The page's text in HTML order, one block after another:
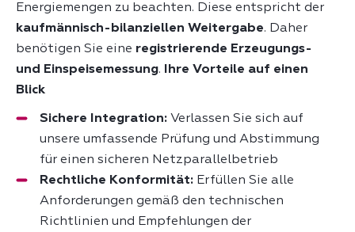
Energiemengen zu beachten. Diese entspricht der
kaufmännisch-bilanziellen Weitergabe. Daher
benötigen Sie eine registrierende Erzeugungs-
und Einspeisemessung.
Ihre Vorteile auf einen
Blick
Sichere Integration: Verlassen Sie sich auf
unsere umfassende Prüfung und Abstimmung
für einen sicheren Netzparallelbetrieb
Rechtliche Konformität: Erfüllen Sie alle
Anforderungen gemäß den technischen
Richtlinien und Empfehlungen der